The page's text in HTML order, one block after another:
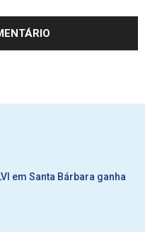
em Santa Bárbara ganha